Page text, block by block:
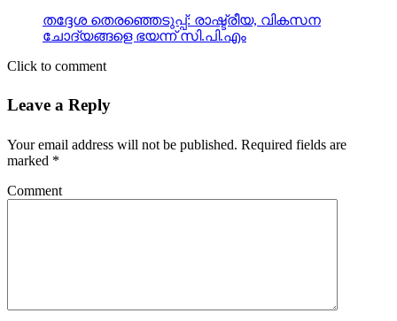
തദ്ദേശ തെരഞ്ഞെടുപ്പ്: രാഷ്ട്രീയ, വികസന
ചോദ്യങ്ങളെ ഭയന്ന് സി.പി.എം
Click to comment
Leave a Reply
Your email address will not be published. Required fields are
marked *
Comment